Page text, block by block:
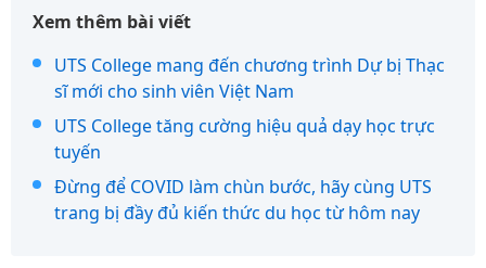
Xem thêm bài viết
UTS College mang đến chương trình Dự bị Thạc
sĩ mới cho sinh viên Việt Nam
UTS College tăng cường hiệu quả dạy học trực
tuyến
Đừng để COVID làm chùn bước, hãy cùng UTS
trang bị đầy đủ kiến thức du học từ hôm nay